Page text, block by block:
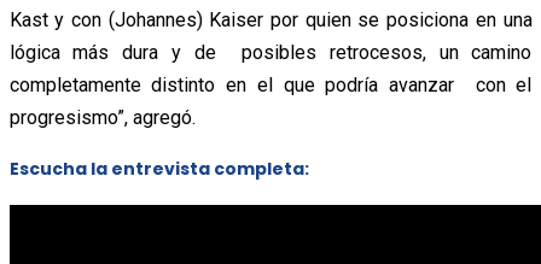
Kast y con (Johannes) Kaiser por quien se posiciona en una
lógica más dura y de posibles retrocesos, un camino
completamente distinto en el que podría avanzar con el
progresismo”, agregó.
Escucha la entrevista completa: